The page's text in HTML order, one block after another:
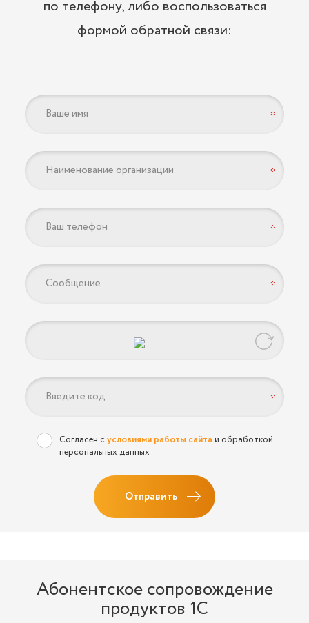
по телефону, либо воспользоваться
формой обратной связи:
*
*
*
*
*
Согласен с условиями работы сайта и обработкой
персональных данных
Отправить
Абонентское сопровождение
продуктов 1C